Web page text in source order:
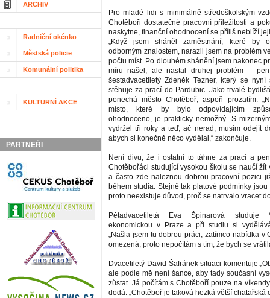
ARCHIV
Radniční okénko
Městská policie
Komunální politika
KULTURNÍ AKCE
PARTNEŘI
Pro mladé lidi s minimálně středoškolským
Chotěboři dostatečné pracovní příležitosti a
naskytne, finanční ohodnocení se příliš neblíží
„Když jsem sháněl zaměstnání, které by
odborným znalostem, narazil jsem na problém
počtu míst. Po dlouhém shánění jsem nakonec
míru našel, ale nastal druhej problém –
šestadvacetiletý Zdeněk Tezner, který se
stěhuje za prací do Pardubic. Jako trvalé
ponechá město Chotěboř, aspoň prozatím.
místo, které by bylo odpovídajícím
ohodnoceno, je prakticky nemožný. S
vydržel tři roky a teď, ač nerad, musím odejít
abych si konečně něco vydělal,“ zakončuje.
Není divu, že i ostatní to táhne za prací a
Chotěbořáci studující vysokou školu se naučí žít
a často zde naleznou dobrou pracovní pozici
během studia. Stejně tak platové podmínky
proto neexistuje důvod, proč se natrvalo vracet
Pětadvacetiletá Eva Špinarová studuje
ekonomickou v Praze a při studiu si
„Našla jsem tu dobrou práci, zatímco nabídka v
omezená, proto nepočítám s tím, že bych se
Dvacetiletý David Šafránek situaci
ale podle mě není šance, aby tady současní
zůstat. Já počítám s Chotěboří pouze na
dodá: „Chotěboř je taková hezká větší chatařská